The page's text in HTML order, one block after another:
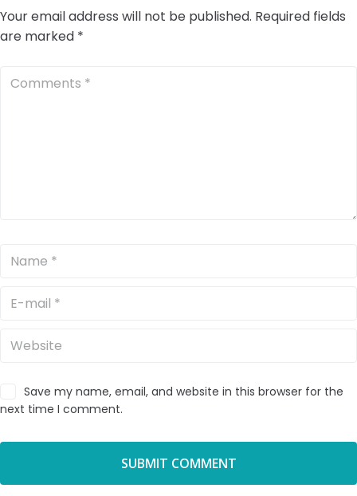
Your email address will not be published. Required fields
are marked *
Save my name, email, and website in this browser for the
next time I comment.